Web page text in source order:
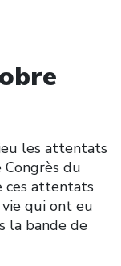
les attentats
du
ces attentats
qui ont eu
la bande de